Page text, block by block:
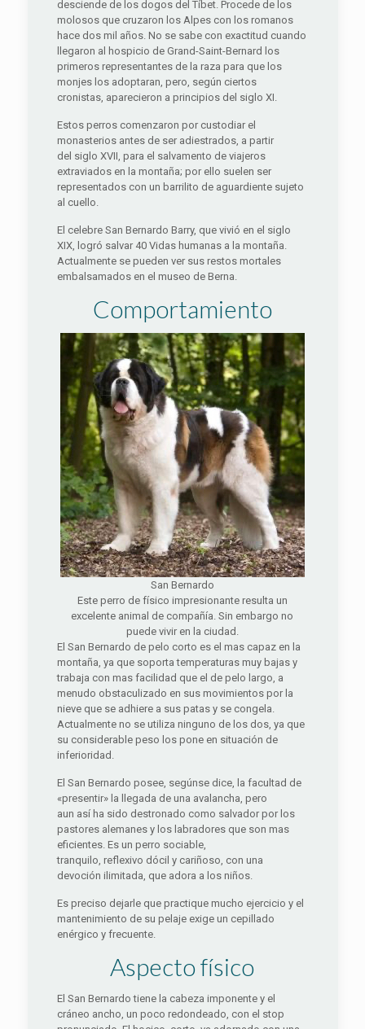
desciende de los dogos del Tíbet. Procede de los
molosos que cruzaron los Alpes con los romanos
hace dos mil años. No se sabe con exactitud cuando
llegaron al hospicio de Grand-Saint-Bernard los
primeros representantes de la raza para que los
monjes los adoptaran, pero, según ciertos
cronistas, aparecieron a principios del siglo XI.
Estos perros comenzaron por custodiar el
monasterios antes de ser adiestrados, a partir
del siglo XVII, para el salvamento de viajeros
extraviados en la montaña; por ello suelen ser
representados con un barrilito de aguardiente sujeto
al cuello.
El celebre San Bernardo Barry, que vivió en el siglo
XIX, logró salvar 40 Vidas humanas a la montaña.
Actualmente se pueden ver sus restos mortales
embalsamados en el museo de Berna.
Comportamiento
San Bernardo
Este perro de físico impresionante resulta un
excelente animal de compañía. Sin embargo no
puede vivir en la ciudad.
El San Bernardo de pelo corto es el mas capaz en la
montaña, ya que soporta temperaturas muy bajas y
trabaja con mas facilidad que el de pelo largo, a
menudo obstaculizado en sus movimientos por la
nieve que se adhiere a sus patas y se congela.
Actualmente no se utiliza ninguno de los dos, ya que
su considerable peso los pone en situación de
inferioridad.
El San Bernardo posee, segúnse dice, la facultad de
«presentir» la llegada de una avalancha, pero
aun así ha sido destronado como salvador por los
pastores alemanes y los labradores que son mas
eficientes. Es un perro sociable,
tranquilo, reflexivo dócil y cariñoso, con una
devoción ilimitada, que adora a los niños.
Es preciso dejarle que practique mucho ejercicio y el
mantenimiento de su pelaje exige un cepillado
enérgico y frecuente.
Aspecto físico
El San Bernardo tiene la cabeza imponente y el
cráneo ancho, un poco redondeado, con el stop